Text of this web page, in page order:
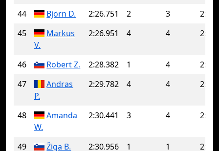
44
Björn D. 2:26.751 2 3
45
Markus
V.
2:26.951 4 4
46 Robert Z. 2:28.382 1 4
47
Andras
P.
2:29.782 4 4
48
Amanda
W.
2:30.441 3 4
49 Žiga B. 2:30.956 1 1